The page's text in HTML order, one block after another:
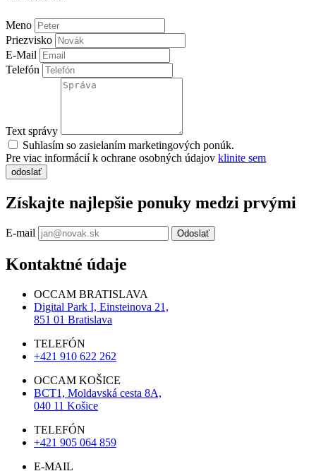
Meno
Priezvisko
E-Mail
Telefón
Text správy
Suhlasím so zasielaním marketingových ponúk.
Pre viac informácií k ochrane osobných údajov klinite sem
odoslať
Získajte najlepšie ponuky medzi prvými
E-mail Odoslať
Kontaktné údaje
OCCAM BRATISLAVA
Digital Park I, Einsteinova 21,
851 01 Bratislava
TELEFÓN
+421 910 622 262
OCCAM KOŠICE
BCT1, Moldavská cesta 8A,
040 11 Košice
TELEFÓN
+421 905 064 859
E-MAIL